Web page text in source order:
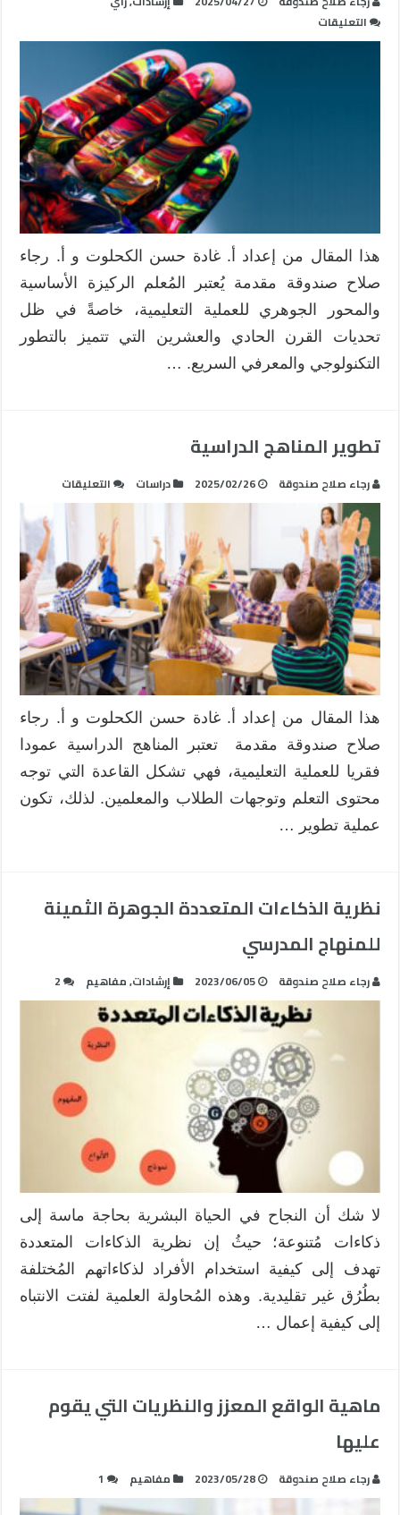
التعليقات
دور
هذا المقال من إعداد أ. غادة حسن الكحلوت و أ. رجاء
صلاح صندوقة مقدمة يُعتبر المُعلم الركيزة الأساسية
والمحور الجوهري للعملية التعليمية، خاصةً في ظل
تحديات القرن الحادي والعشرين التي تتميز بالتطور
التكنولوجي والمعرفي السريع. …
تطوير المناهج الدراسية
رجاء صلاح صندوقة 2025/02/26 دراسات التعليقات
المناهج
الدراسية
مغلقة
هذا المقال من إعداد أ. غادة حسن الكحلوت و أ. رجاء
صلاح صندوقة مقدمة تعتبر المناهج الدراسية عمودا
فقريا للعملية التعليمية، فهي تشكل القاعدة التي توجه
محتوى التعلم وتوجهات الطلاب والمعلمين. لذلك، تكون
عملية تطوير …
نظرية الذكاءات المتعددة الجوهرة الثمينة
للمنهاج المدرسي
رجاء صلاح صندوقة 2023/06/05 إرشادات,مفاهيم 2
لا شك أن النجاح في الحياة البشرية بحاجة ماسة إلى
ذكاءات مُتنوعة؛ حيثُ إن نظرية الذكاءات المتعددة
تهدف إلى كيفية استخدام الأفراد لذكاءاتهم المُختلفة
بطُرُق غير تقليدية. وهذه المُحاولة العلمية لفتت الانتباه
إلى كيفية إعمال …
ماهية الواقع المعزز والنظريات التي يقوم
عليها
رجاء صلاح صندوقة 2023/05/28 مفاهيم 1